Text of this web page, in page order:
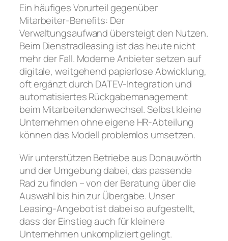
Ein häufiges Vorurteil gegenüber
Mitarbeiter-Benefits: Der
Verwaltungsaufwand übersteigt den Nutzen.
Beim Dienstradleasing ist das heute nicht
mehr der Fall. Moderne Anbieter setzen auf
digitale, weitgehend papierlose Abwicklung,
oft ergänzt durch DATEV-Integration und
automatisiertes Rückgabemanagement
beim Mitarbeitendenwechsel. Selbst kleine
Unternehmen ohne eigene HR-Abteilung
können das Modell problemlos umsetzen.
Wir unterstützen Betriebe aus Donauwörth
und der Umgebung dabei, das passende
Rad zu finden – von der Beratung über die
Auswahl bis hin zur Übergabe. Unser
Leasing-Angebot ist dabei so aufgestellt,
dass der Einstieg auch für kleinere
Unternehmen unkompliziert gelingt.